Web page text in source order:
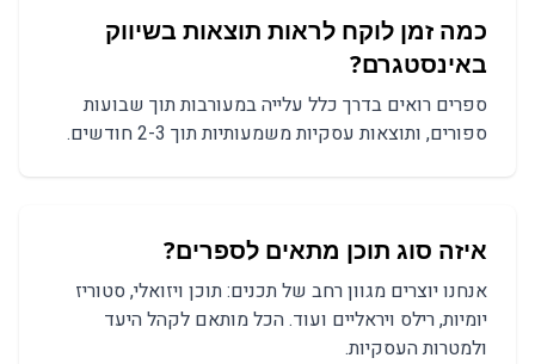
כמה זמן לוקח לראות תוצאות בשיווק
באינסטגרם?
ספרים רואים בדרך כלל עלייה במעורבות תוך שבועות
ספורים, ותוצאות עסקיות משמעותיות תוך 2-3 חודשים.
איזה סוג תוכן מתאים לספרים?
אנחנו יוצרים מגוון רחב של תכנים:תוכן ויזואלי, סטוריז
יומיות, רילס ויראליים ועוד. הכל מותאם לקהל היעד
ולמטרות העסקיות.